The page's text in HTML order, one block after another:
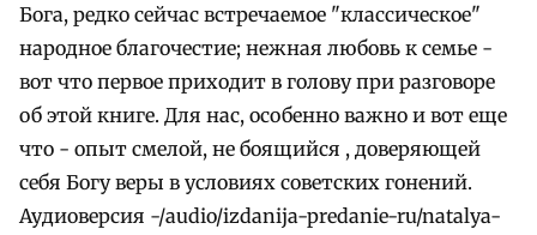
Бога, редко сейчас встречаемое "классическое"
народное благочестие; нежная любовь к семье -
вот что первое приходит в голову при разговоре
об этой книге. Для нас, особенно важно и вот еще
что - опыт смелой, не боящийся , доверяющей
себя Богу веры в условиях советских гонений.
Аудиоверсия -/audio/izdanija-predanie-ru/natalya-